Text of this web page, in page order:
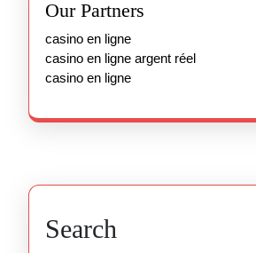
Our Partners
casino en ligne
casino en ligne argent réel
casino en ligne
Search